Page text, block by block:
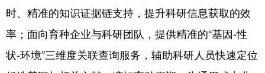
时、精准的知识证据链支持，提升科研信息获取的效
率；面向育种企业与科研团队，提供精准的“基因-性
状-环境”三维度关联查询服务，辅助科研人员快速定位